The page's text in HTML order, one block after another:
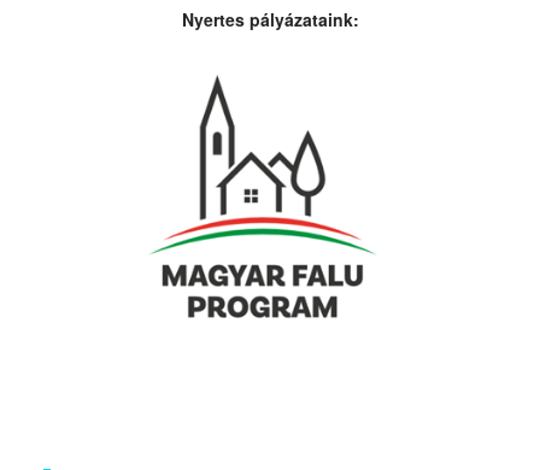
Nyertes pályázataink: